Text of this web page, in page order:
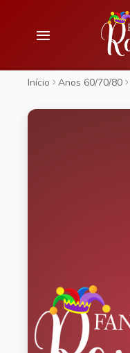
Início Anos 60/70/80